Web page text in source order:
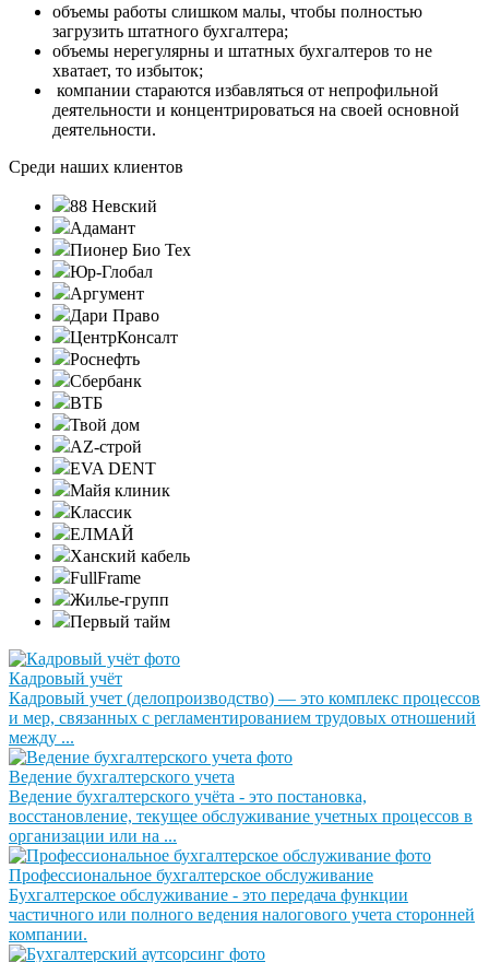
объемы работы слишком малы, чтобы полностью
загрузить штатного бухгалтера;
объемы нерегулярны и штатных бухгалтеров то не
хватает, то избыток;
компании стараются избавляться от непрофильной
деятельности и концентрироваться на своей основной
деятельности.
Среди наших клиентов
88 Невский
Адамант
Пионер Био Тех
Юр-Глобал
Аргумент
Дари Право
ЦентрКонсалт
Роснефть
Сбербанк
ВТБ
Твой дом
AZ-строй
EVA DENT
Майя клиник
Классик
ЕЛМАЙ
Ханский кабель
FullFrame
Жилье-групп
Первый тайм
Кадровый учёт
Кадровый учет (делопроизводство) — это комплекс процессов
и мер, связанных с регламентированием трудовых отношений
между ...
Ведение бухгалтерского учета
Ведение бухгалтерского учёта - это постановка,
восстановление, текущее обслуживание учетных процессов в
организации или на ...
Профессиональное бухгалтерское обслуживание
Бухгалтерское обслуживание - это передача функции
частичного или полного ведения налогового учета сторонней
компании.